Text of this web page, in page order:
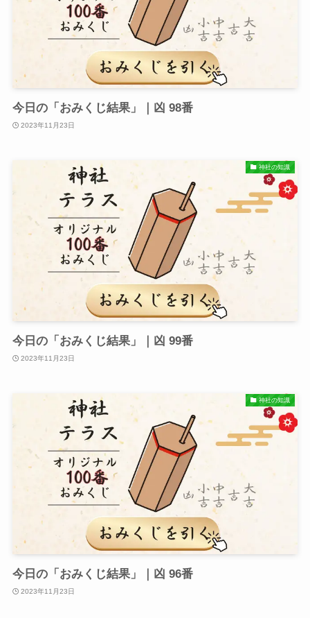
今日の「おみくじ結果」｜凶 98番
2023年11月23日
神社の知識
今日の「おみくじ結果」｜凶 99番
2023年11月23日
神社の知識
今日の「おみくじ結果」｜凶 96番
2023年11月23日